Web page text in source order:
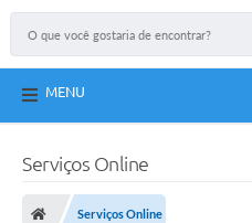
MENU
Serviços Online
Serviços Online